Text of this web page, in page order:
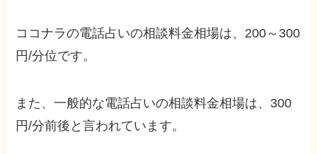
ココナラの電話占いの相談料金相場は、200～300
円/分位です。
また、一般的な電話占いの相談料金相場は、300
円/分前後と言われています。